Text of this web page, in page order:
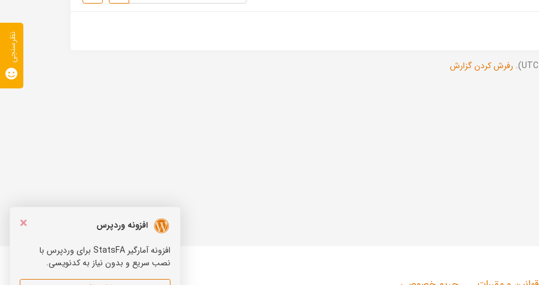
رفرش کردن گزارش
×
افزونه وردپرس
افزونه آمارگیر StatsFA برای وردپرس با
نصب سریع و بدون نیاز به کدنویسی.
نظرسنجی